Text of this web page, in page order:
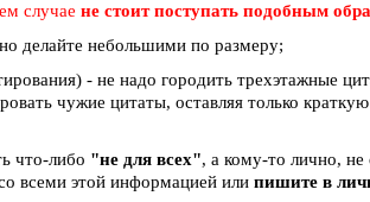
случае не стоит поступать подобным
делайте небольшими по размеру;
- не надо городить трехэтажные
чужие цитаты, оставляя только
что-либо "не для всех", а кому-то лично,
всеми этой информацией или пишите в